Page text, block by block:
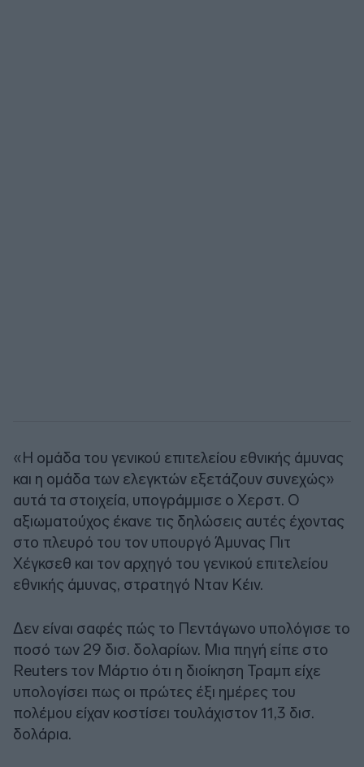
«Η ομάδα του γενικού επιτελείου εθνικής άμυνας
και η ομάδα των ελεγκτών εξετάζουν συνεχώς»
αυτά τα στοιχεία, υπογράμμισε ο Χερστ. Ο
αξιωματούχος έκανε τις δηλώσεις αυτές έχοντας
στο πλευρό του τον υπουργό Άμυνας Πιτ
Χέγκσεθ και τον αρχηγό του γενικού επιτελείου
εθνικής άμυνας, στρατηγό Νταν Κέιν.
Δεν είναι σαφές πώς το Πεντάγωνο υπολόγισε το
ποσό των 29 δισ. δολαρίων. Μια πηγή είπε στο
Reuters τον Μάρτιο ότι η διοίκηση Τραμπ είχε
υπολογίσει πως οι πρώτες έξι ημέρες του
πολέμου είχαν κοστίσει τουλάχιστον 11,3 δισ.
δολάρια.